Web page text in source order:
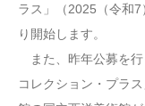
ラス」（2025（令和
り開始します。
また、昨年公募を
コレクション・プラ